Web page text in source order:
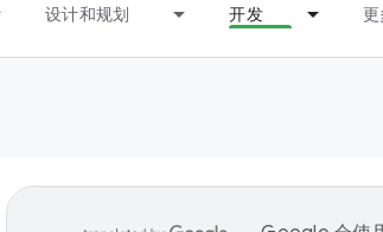
设计和规划 开发 更